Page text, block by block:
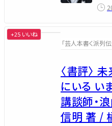
「芸人本書く派列
〈書評〉
にいる い
講談師・
信明 著 /
+25 いいね